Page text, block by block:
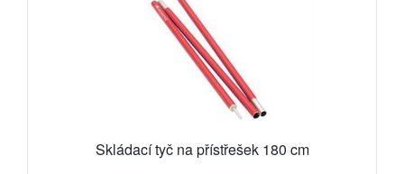
Skládací tyč na přístřešek 180 cm